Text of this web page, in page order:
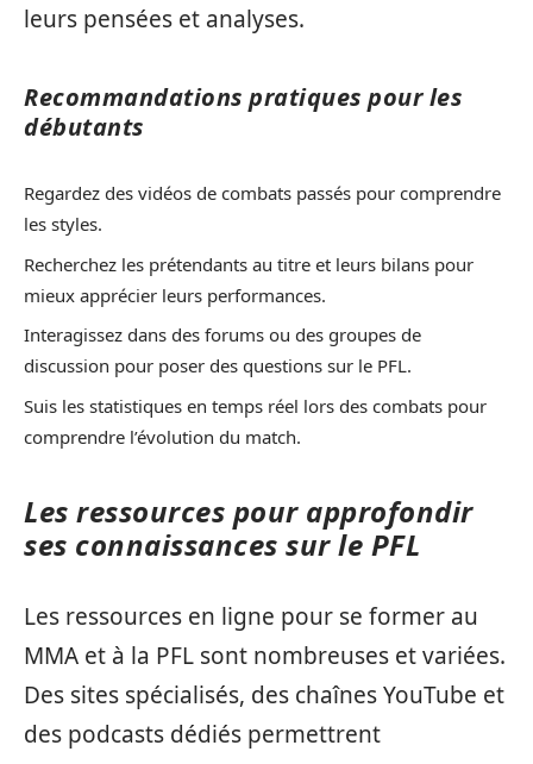
leurs pensées et analyses.
Recommandations pratiques pour les
débutants
Regardez des vidéos de combats passés pour comprendre
les styles.
Recherchez les prétendants au titre et leurs bilans pour
mieux apprécier leurs performances.
Interagissez dans des forums ou des groupes de
discussion pour poser des questions sur le PFL.
Suis les statistiques en temps réel lors des combats pour
comprendre l’évolution du match.
Les ressources pour approfondir
ses connaissances sur le PFL
Les ressources en ligne pour se former au
MMA et à la PFL sont nombreuses et variées.
Des sites spécialisés, des chaînes YouTube et
des podcasts dédiés permettrent